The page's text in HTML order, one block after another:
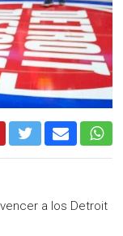
perfil junto a Joel
las
a los Detroit